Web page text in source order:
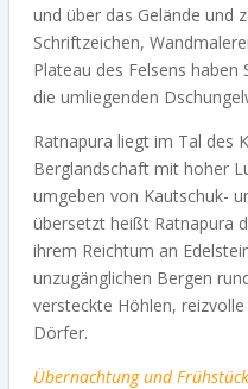
und über das Gelände und
Schriftzeichen,
Plateau des Felsens haben
die umliegenden
Ratnapura liegt im Tal des
Berglandschaft mit hoher
umgeben von Kautschuk-
übersetzt heißt Ratnapura
ihrem Reichtum an
unzugänglichen Bergen
versteckte Höhlen,
Dörfer.
Übernachtung und Frühstück